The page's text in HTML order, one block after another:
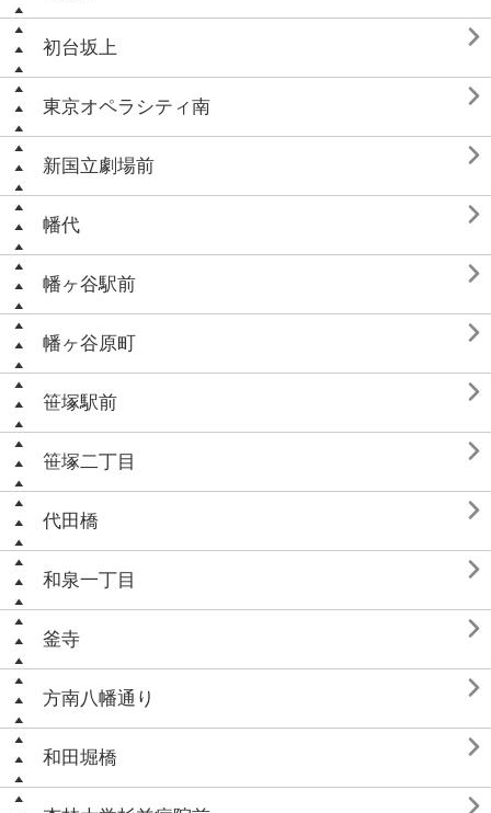
初台坂上 
東京オペラシティ南 
新国立劇場前 
幡代 
幡ヶ谷駅前 
幡ヶ谷原町 
笹塚駅前 
笹塚二丁目 
代田橋 
和泉一丁目 
釜寺 
方南八幡通り 
和田堀橋 